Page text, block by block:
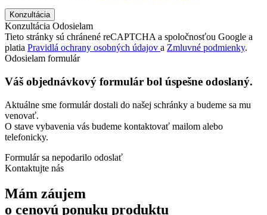
Konzultácia Odosielam
Tieto stránky sú chránené reCAPTCHA a spoločnosťou Google a
platia Pravidlá ochrany osobných údajov a Zmluvné podmienky.
Odosielam formulár
Váš objednávkový formulár bol úspešne odoslaný.
Aktuálne sme formulár dostali do našej schránky a budeme sa mu
venovať.
O stave vybavenia vás budeme kontaktovať mailom alebo
telefonicky.
Formulár sa nepodarilo odoslať
Kontaktujte nás
Mám záujem
o cenovú ponuku produktu